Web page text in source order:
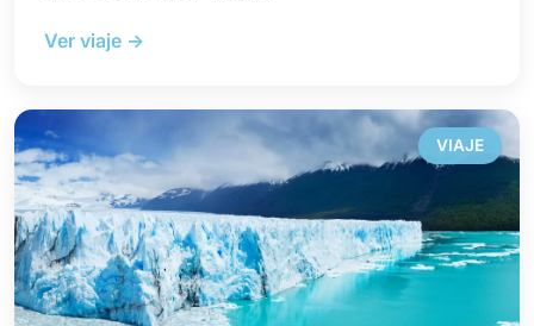
Ver viaje →
VIAJE